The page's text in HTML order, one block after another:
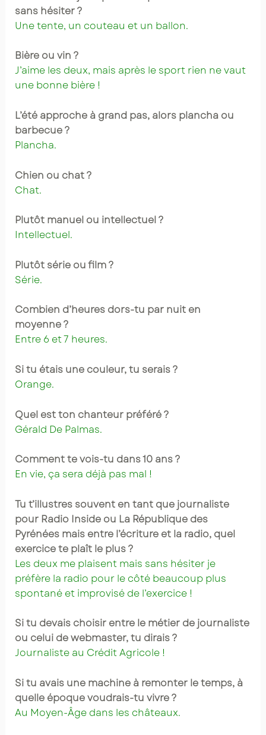
sans hésiter ?
Une tente, un couteau et un ballon.
Bière ou vin ?
J’aime les deux, mais après le sport rien ne vaut
une bonne bière !
L’été approche à grand pas, alors plancha ou
barbecue ?
Plancha.
Chien ou chat ?
Chat.
Plutôt manuel ou intellectuel ?
Intellectuel.
Plutôt série ou film ?
Série.
Combien d’heures dors-tu par nuit en
moyenne ?
Entre 6 et 7 heures.
Si tu étais une couleur, tu serais ?
Orange.
Quel est ton chanteur préféré ?
Gérald De Palmas.
Comment te vois-tu dans 10 ans ?
En vie, ça sera déjà pas mal !
Tu t’illustres souvent en tant que journaliste
pour Radio Inside ou La République des
Pyrénées mais entre l’écriture et la radio, quel
exercice te plaît le plus ?
Les deux me plaisent mais sans hésiter je
préfère la radio pour le côté beaucoup plus
spontané et improvisé de l’exercice !
Si tu devais choisir entre le métier de journaliste
ou celui de webmaster, tu dirais ?
Journaliste au Crédit Agricole !
Si tu avais une machine à remonter le temps, à
quelle époque voudrais-tu vivre ?
Au Moyen-Âge dans les châteaux.